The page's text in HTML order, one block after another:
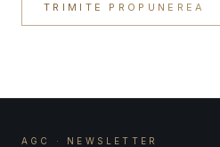
TRIMITE PROPUNEREA
AGC · NEWSLETTER